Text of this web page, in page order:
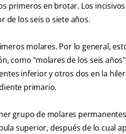
primeros en brotar. Los
de los seis o siete años.
molares. Por lo general,
como "molares de los seis
inferior y otros dos en la
primario.
grupo de molares
superior, después de lo cual